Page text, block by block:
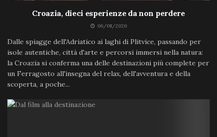
Croazia, dieci esperienze da non perdere
06/08/2026
Dalle spiagge dell'Adriatico ai laghi di Plitvice, passando per
isole autentiche, città d'arte e percorsi immersi nella natura:
la Croazia si conferma una delle destinazioni più complete per
un Ferragosto all'insegna del relax, dell'avventura e della
scoperta, a poche...